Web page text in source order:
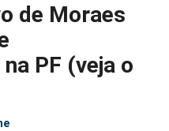
no
no
TelegramGettr
de Moraes
PF (veja o